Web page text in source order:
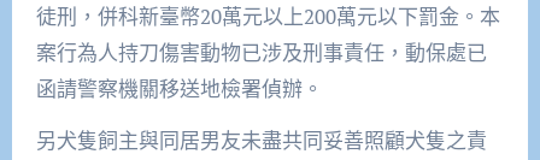
徒刑，併科新臺幣20萬元以上200萬元以下罰金。本
案行為人持刀傷害動物已涉及刑事責任，動保處已
函請警察機關移送地檢署偵辦。
另犬隻飼主與同居男友未盡共同妥善照顧犬隻之責